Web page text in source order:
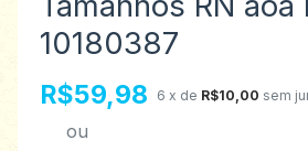
10180387
R$59,98 6 x de R$10,00 sem
ou